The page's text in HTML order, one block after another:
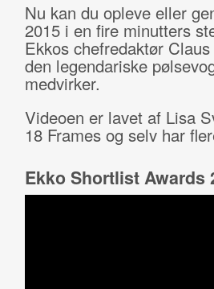
Nu kan du opleve eller
2015 i en fire minutters
Ekkos chefredaktør
den legendariske
medvirker.
Videoen er lavet af Lisa
18 Frames og selv har
Ekko Shortlist Awards